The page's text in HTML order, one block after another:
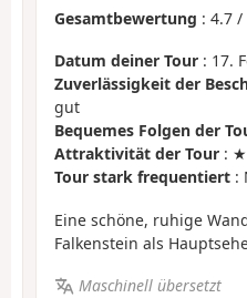
Gesamtbewertung : 4.7 /
Datum deiner Tour : 17.
Zuverlässigkeit der
gut
Bequemes Folgen der
Attraktivität der Tour :
Tour stark frequentiert :
Eine schöne, ruhige
Falkenstein als
Maschinell übersetzt